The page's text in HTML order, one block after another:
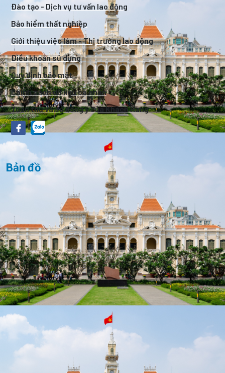
Đào tạo - Dịch vụ tư vấn lao động
Bảo hiểm thất nghiệp
Giới thiệu việc làm - Thị trường lao động
Điều khoản sử dụng
Quy định bảo mật
Chính sách dữ liệu cá nhân
Tuân thủ và sự đồng ý của Khách Hàng
Bản đồ